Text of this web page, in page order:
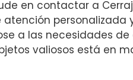
en contactar a
personalizada
a las necesidades
valiosos está en